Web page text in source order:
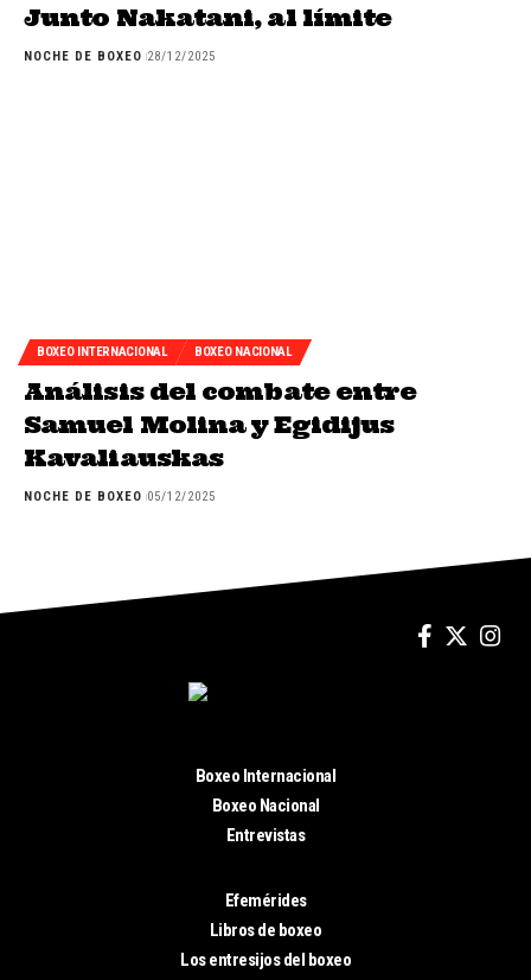
Junto Nakatani, al límite
NOCHE DE BOXEO 28/12/2025
BOXEO INTERNACIONAL BOXEO NACIONAL
Análisis del combate entre
Samuel Molina y Egidijus
Kavaliauskas
NOCHE DE BOXEO 05/12/2025
Boxeo Internacional
Boxeo Nacional
Entrevistas
Efemérides
Libros de boxeo
Los entresijos del boxeo